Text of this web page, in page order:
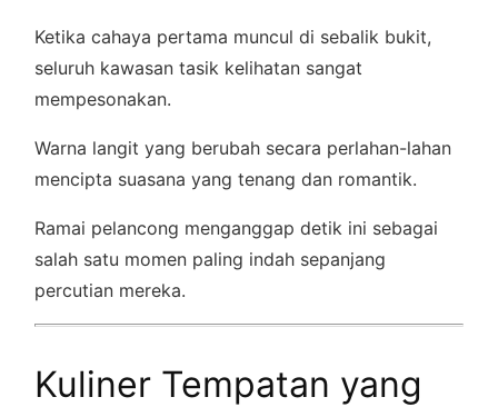
Ketika cahaya pertama muncul di sebalik bukit,
seluruh kawasan tasik kelihatan sangat
mempesonakan.
Warna langit yang berubah secara perlahan-lahan
mencipta suasana yang tenang dan romantik.
Ramai pelancong menganggap detik ini sebagai
salah satu momen paling indah sepanjang
percutian mereka.
Kuliner Tempatan yang